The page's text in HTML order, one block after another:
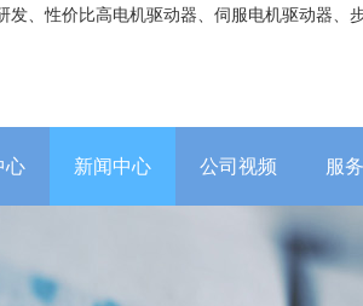
、性价比高电机驱动器、伺服电机驱动器、
心 新闻中心 公司视频 服